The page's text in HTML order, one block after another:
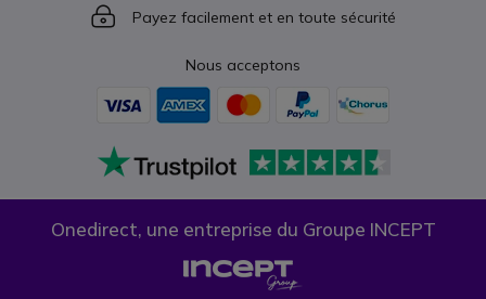
Icon
Payez facilement et en toute sécurité
Nous acceptons
Onedirect, une entreprise du Groupe INCEPT